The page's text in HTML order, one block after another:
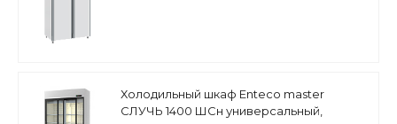
Холодильный шкаф Enteco master
СЛУЧЬ 1400 ШСн универсальный,